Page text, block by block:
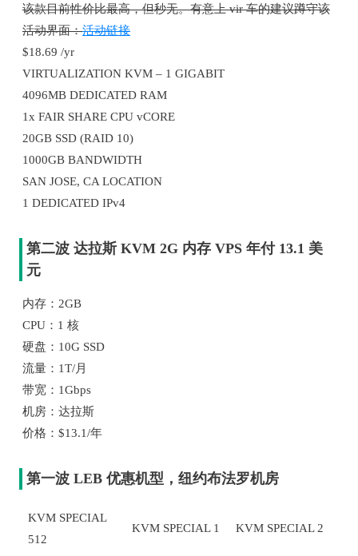
该款目前性价比最高，但秒无。有意上 vir 车的建议蹲守该
活动界面：活动链接
$18.69 /yr
VIRTUALIZATION KVM – 1 GIGABIT
4096MB DEDICATED RAM
1x FAIR SHARE CPU vCORE
20GB SSD (RAID 10)
1000GB BANDWIDTH
SAN JOSE, CA LOCATION
1 DEDICATED IPv4
第二波 达拉斯 KVM 2G 内存 VPS 年付 13.1 美
元
内存：2GB
CPU：1 核
硬盘：10G SSD
流量：1T/月
带宽：1Gbps
机房：达拉斯
价格：$13.1/年
第一波 LEB 优惠机型，纽约布法罗机房
KVM SPECIAL
512
KVM SPECIAL 1 KVM SPECIAL 2